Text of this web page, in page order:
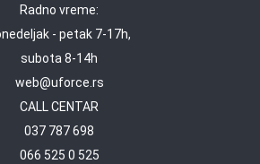
Radno vreme:
- petak 7-17h,
subota 8-14h
web@uforce.rs
CALL CENTAR
037 787 698
066 525 0 525